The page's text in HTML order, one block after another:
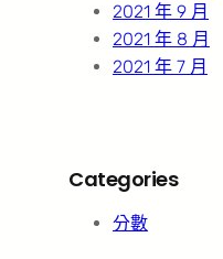
2021 年 9 月
2021 年 8 月
2021 年 7 月
Categories
分數